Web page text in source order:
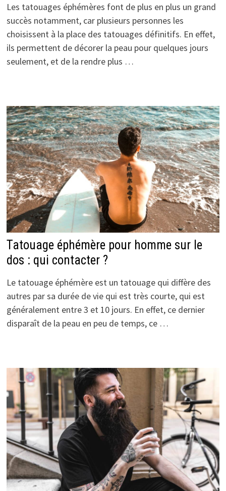
Les tatouages éphémères font de plus en plus un grand
succès notamment, car plusieurs personnes les
choisissent à la place des tatouages définitifs. En effet,
ils permettent de décorer la peau pour quelques jours
seulement, et de la rendre plus …
Tatouage éphémère pour homme sur le
dos : qui contacter ?
Le tatouage éphémère est un tatouage qui diffère des
autres par sa durée de vie qui est très courte, qui est
généralement entre 3 et 10 jours. En effet, ce dernier
disparaît de la peau en peu de temps, ce …